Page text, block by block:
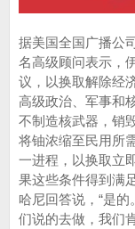
据美国全国广播公
名高级顾问表示，
议，以换取解除经
高级政治、军事和
不制造核武器，销
将铀浓缩至民用所
一进程，以换取立
果这些条件得到满
哈尼回答说，“是
们说的去做，我们